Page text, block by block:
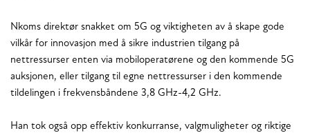
Nkoms direktør snakket om 5G og viktigheten av å skape gode
vilkår for innovasjon med å sikre industrien tilgang på
nettressurser enten via mobiloperatørene og den kommende 5G
auksjonen, eller tilgang til egne nettressurser i den kommende
tildelingen i frekvensbåndene 3,8 GHz-4,2 GHz.
Han tok også opp effektiv konkurranse, valgmuligheter og riktige